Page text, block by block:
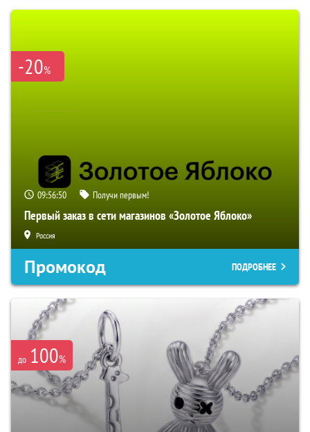
-20%
09:56:49 Получи первым!
Первый заказ в сети магазинов «Золотое Яблоко»
Россия
Промокод ПОДРОБНЕЕ
до 100%